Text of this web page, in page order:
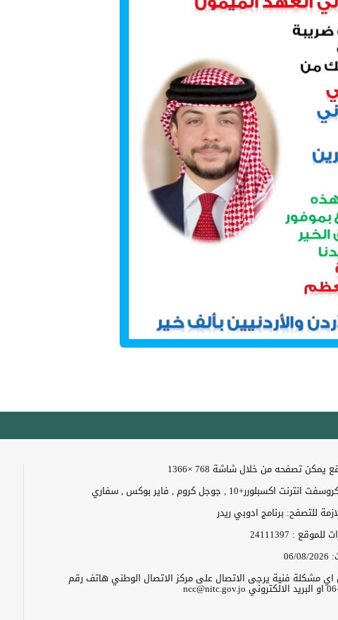
يمكن تصفحه من خلال شاشة 768 ×1366
اكسبلورر+10 , جوجل كروم , فاير بوكس , سفاري
للتصفح: برنامج ادوبي ريدر
للموقع : 24111397
06/08/2026
اي مشكلة فنية يرجى الاتصال على مركز الاتصال الوطني هاتف رقم